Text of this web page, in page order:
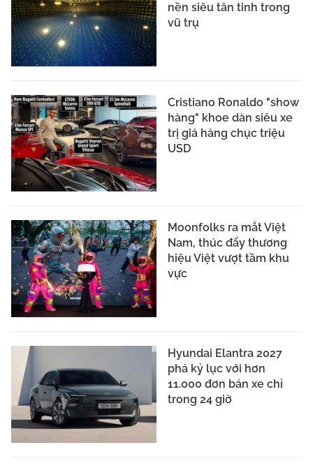
nền siêu tân tinh trong
vũ trụ
Cristiano Ronaldo "show
hàng" khoe dàn siêu xe
trị giá hàng chục triệu
USD
Moonfolks ra mắt Việt
Nam, thúc đẩy thương
hiệu Việt vượt tầm khu
vực
Hyundai Elantra 2027
phá kỷ lục với hơn
11.000 đơn bán xe chỉ
trong 24 giờ